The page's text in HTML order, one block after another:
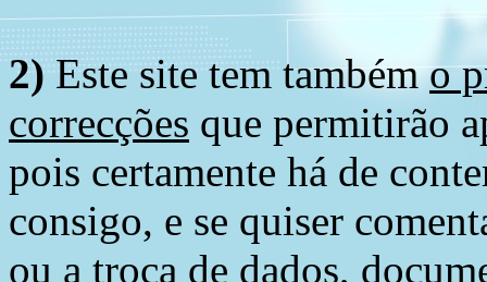
2) Este site tem tambémo
correcções que permitirão
pois certamente há de
consigo, e se quiser
ou a troca de dados,